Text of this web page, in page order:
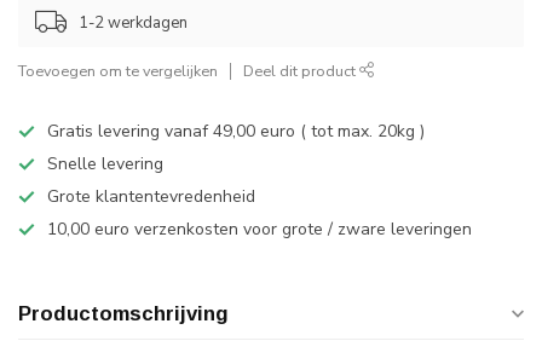
1-2 werkdagen
Toevoegen om te vergelijken Deel dit product
Gratis levering vanaf 49,00 euro ( tot max. 20kg )
Snelle levering
Grote klantentevredenheid
10,00 euro verzenkosten voor grote / zware leveringen
Productomschrijving